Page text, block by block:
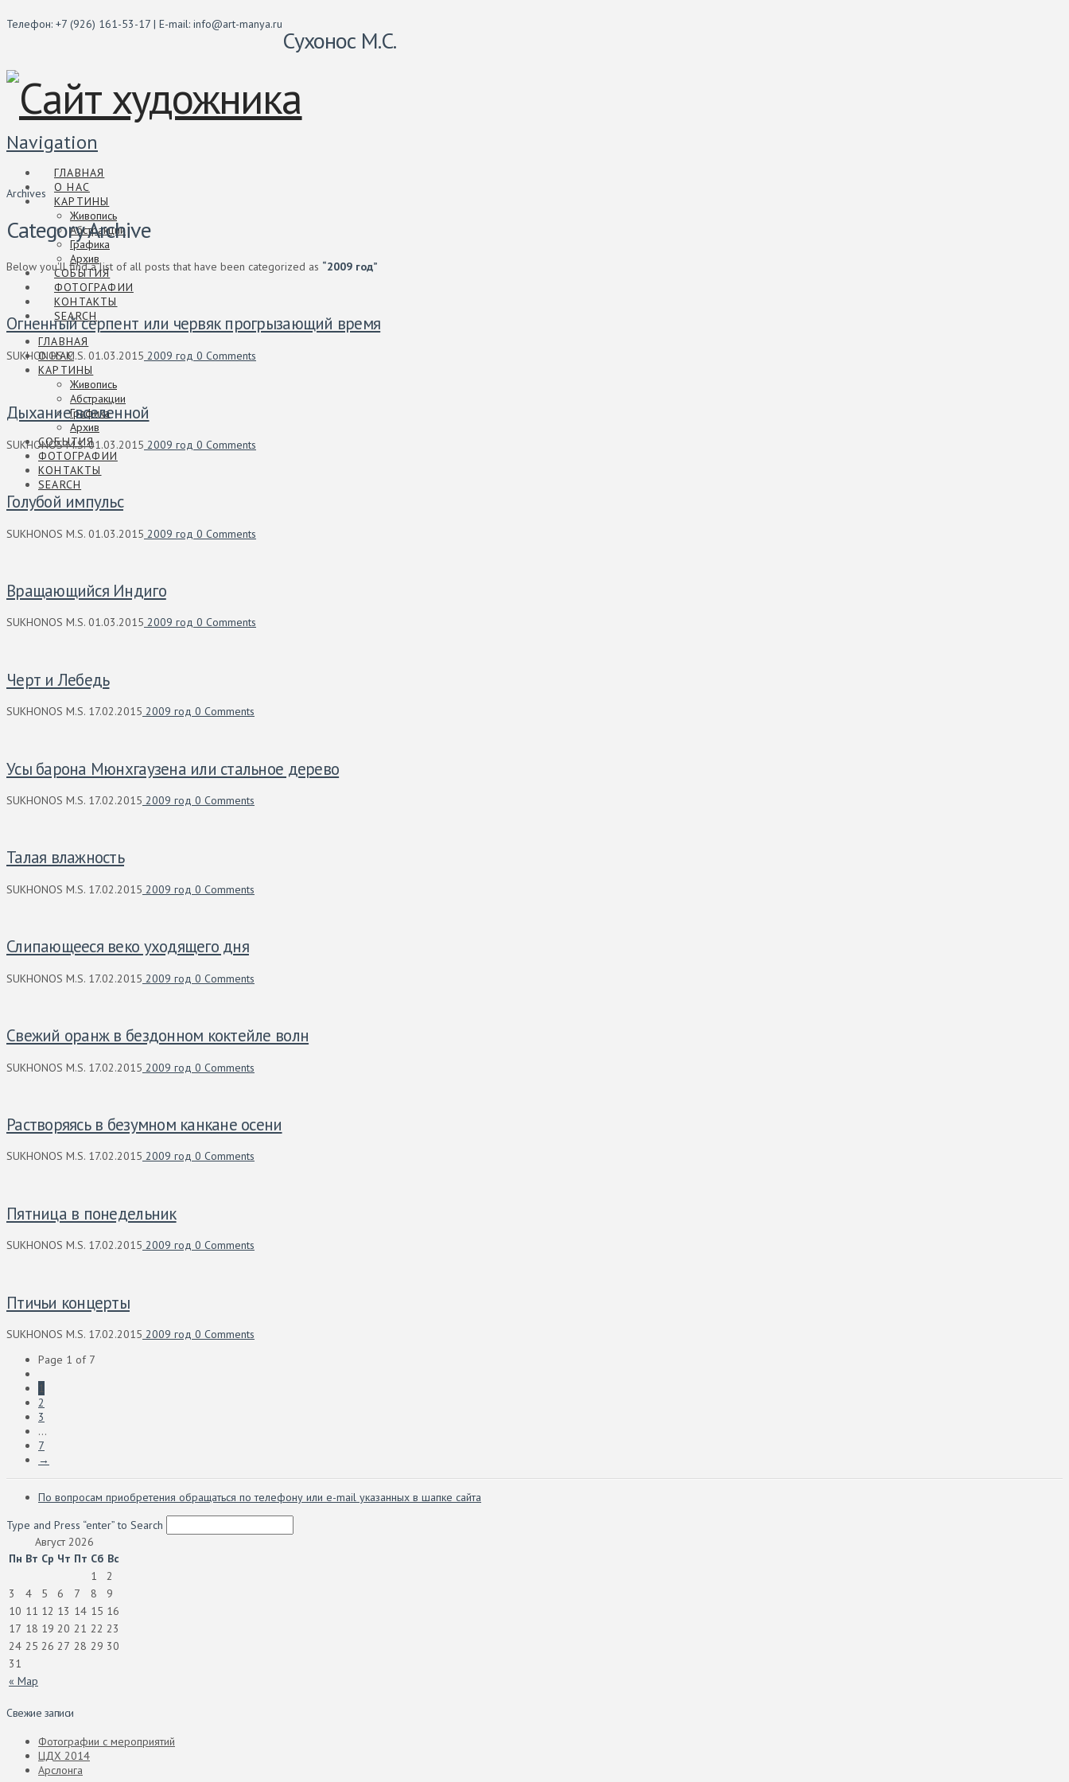
Телефон: +7 (926) 161-53-17 | E-mail: info@art-manya.ru
Сухонос М.С.
Navigation
ГЛАВНАЯ
О НАС
КАРТИНЫ
Живопись
Абстракции
Графика
Архив
СОБЫТИЯ
ФОТОГРАФИИ
КОНТАКТЫ
SEARCH
ГЛАВНАЯ
О НАС
КАРТИНЫ
Живопись
Абстракции
Графика
Архив
СОБЫТИЯ
ФОТОГРАФИИ
КОНТАКТЫ
SEARCH
Archives
Category Archive
Below you'll find a list of all posts that have been categorized as “2009 год”
Огненный серпент или червяк прогрызающий время
SUKHONOS M.S. 01.03.2015 2009 год 0 Comments
Дыхание вселенной
SUKHONOS M.S.01.03.2015 2009 год 0 Comments
Голубой импульс
SUKHONOS M.S. 01.03.2015 2009 год 0 Comments
Вращающийся Индиго
SUKHONOS M.S. 01.03.2015 2009 год 0 Comments
Черт и Лебедь
SUKHONOS M.S. 17.02.2015 2009 год 0 Comments
Усы барона Мюнхгаузена или стальное дерево
SUKHONOS M.S. 17.02.2015 2009 год 0 Comments
Талая влажность
SUKHONOS M.S. 17.02.2015 2009 год 0 Comments
Слипающееся веко уходящего дня
SUKHONOS M.S. 17.02.2015 2009 год 0 Comments
Свежий оранж в бездонном коктейле волн
SUKHONOS M.S. 17.02.2015 2009 год 0 Comments
Растворяясь в безумном канкане осени
SUKHONOS M.S. 17.02.2015 2009 год 0 Comments
Пятница в понедельник
SUKHONOS M.S. 17.02.2015 2009 год 0 Comments
Птичьи концерты
SUKHONOS M.S. 17.02.2015 2009 год 0 Comments
Page 1 of 7
1
2
3
...
7
→
По вопросам приобретения обращаться по телефону или e-mail указанных в шапке сайта
Type and Press “enter” to Search
Август 2026
Пн Вт Ср Чт Пт Сб Вс
« Мар
1
2
3
4 5 6 7 8
9
10 11 12 13 14 15 16
17 18 19 20 21 22 23
24 25 26 27 28 29 30
31
Свежие записи
Фотографии с мероприятий
ЦДХ 2014
Арслонга